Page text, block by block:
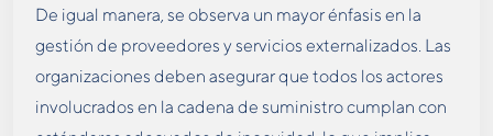
De igual manera, se observa un mayor énfasis en la
gestión de proveedores y servicios externalizados. Las
organizaciones deben asegurar que todos los actores
involucrados en la cadena de suministro cumplan con